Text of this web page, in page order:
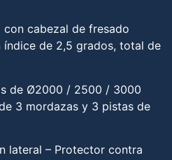
cabezal de fresado
de 2,5 grados, total de
de Ø2000 / 2500 / 3000
3 mordazas y 3 pistas de
lateral – Protector contra